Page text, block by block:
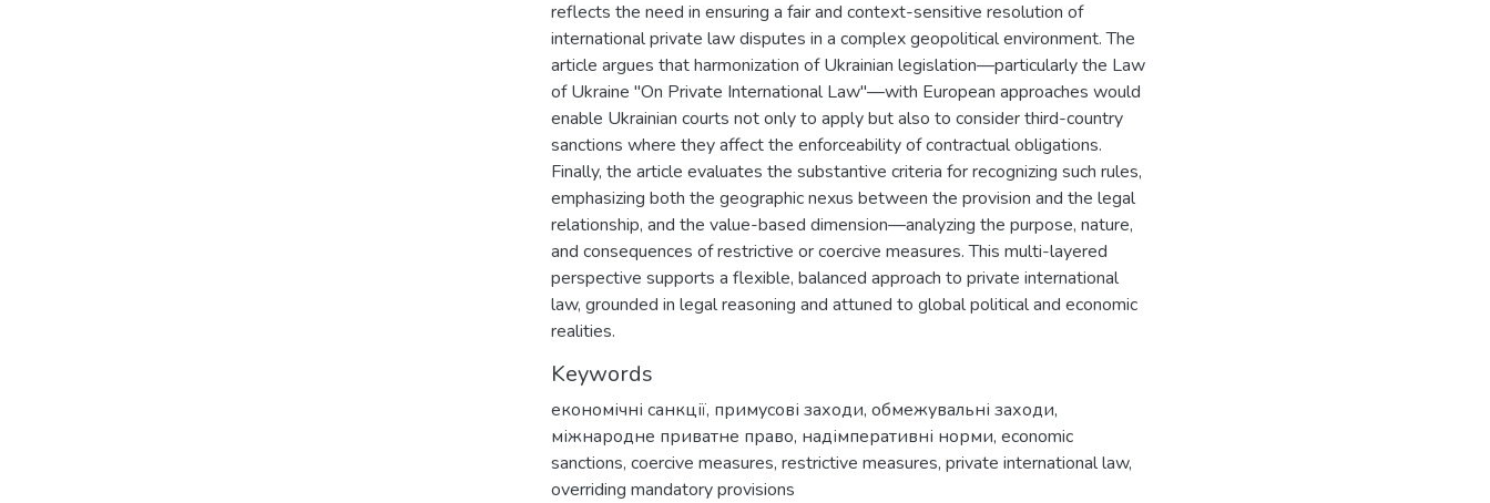
reflects the need in ensuring a fair and context-sensitive resolution of
international private law disputes in a complex geopolitical environment. The
article argues that harmonization of Ukrainian legislation—particularly the Law
of Ukraine "On Private International Law"—with European approaches would
enable Ukrainian courts not only to apply but also to consider third-country
sanctions where they affect the enforceability of contractual obligations.
Finally, the article evaluates the substantive criteria for recognizing such rules,
emphasizing both the geographic nexus between the provision and the legal
relationship, and the value-based dimension—analyzing the purpose, nature,
and consequences of restrictive or coercive measures. This multi-layered
perspective supports a flexible, balanced approach to private international
law, grounded in legal reasoning and attuned to global political and economic
realities.
Keywords
економічні санкції, примусові заходи, обмежувальні заходи,
міжнародне приватне право, надімперативні норми, economic
sanctions, coercive measures, restrictive measures, private international law,
overriding mandatory provisions